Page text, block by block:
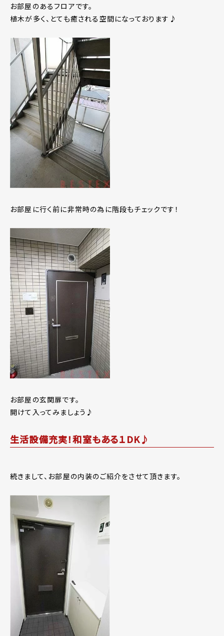
お部屋のあるフロアです。
植木が多く、とても癒される空間になっております♪
お部屋に行く前に非常時の為に階段もチェックです！
お部屋の玄関扉です。
開けて入ってみましょう♪
生活設備充実！和室もある１DK♪
続きまして、お部屋の内装のご紹介をさせて頂きます。